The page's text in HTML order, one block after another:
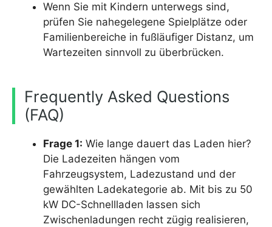
Wenn Sie mit Kindern unterwegs sind,
prüfen Sie nahegelegene Spielplätze oder
Familienbereiche in fußläufiger Distanz, um
Wartezeiten sinnvoll zu überbrücken.
Frequently Asked Questions
(FAQ)
Frage 1: Wie lange dauert das Laden hier?
Die Ladezeiten hängen vom
Fahrzeugsystem, Ladezustand und der
gewählten Ladekategorie ab. Mit bis zu 50
kW DC-Schnellladen lassen sich
Zwischenladungen recht zügig realisieren,